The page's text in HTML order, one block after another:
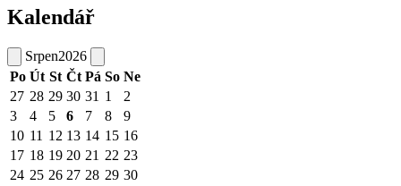
Kalendář
Srpen2026
Po Út St Čt Pá So Ne
27 28 29 30 31 1
2
3
4 5 6 7 8
9
10 11 12 13 14 15 16
17 18 19 20 21 22 23
24 25 26 27 28 29 30